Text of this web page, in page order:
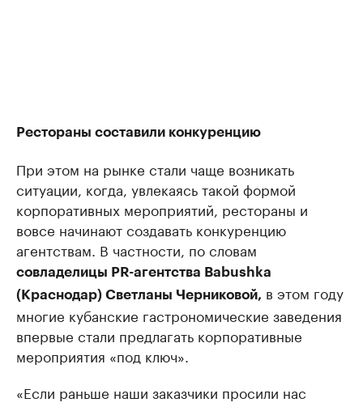
Рестораны составили конкуренцию
При этом на рынке стали чаще возникать
ситуации, когда, увлекаясь такой формой
корпоративных мероприятий, рестораны и
вовсе начинают создавать конкуренцию
агентствам. В частности, по словам
совладелицы PR-агентства Babushka
(Краснодар) Светланы Черниковой, в этом году
многие кубанские гастрономические заведения
впервые стали предлагать корпоративные
мероприятия «под ключ».
«Если раньше наши заказчики просили нас